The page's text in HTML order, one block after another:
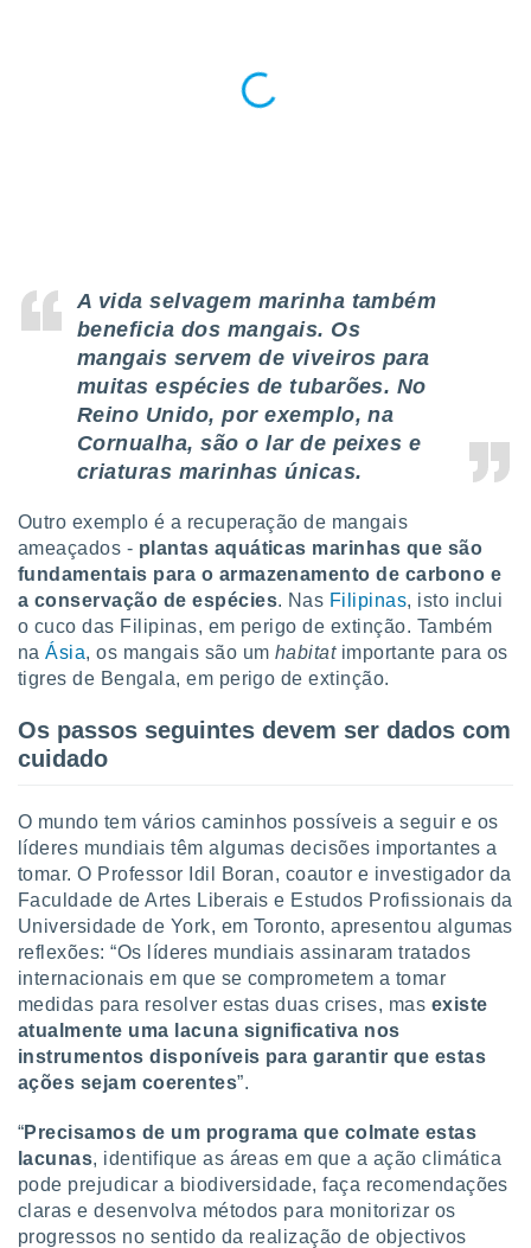
A vida selvagem marinha também
beneficia dos mangais. Os
mangais servem de viveiros para
muitas espécies de tubarões. No
Reino Unido, por exemplo, na
Cornualha, são o lar de peixes e
criaturas marinhas únicas.
Outro exemplo é a recuperação de mangais
ameaçados - plantas aquáticas marinhas que são
fundamentais para o armazenamento de carbono e
a conservação de espécies. Nas Filipinas, isto inclui
o cuco das Filipinas, em perigo de extinção. Também
naÁsia, os mangais são um habitatimportante para os
tigres de Bengala, em perigo de extinção.
Os passos seguintes devem ser dados com
cuidado
O mundo tem vários caminhos possíveis a seguir e os
líderes mundiais têm algumas decisões importantes a
tomar. O Professor Idil Boran, coautor e investigador da
Faculdade de Artes Liberais e Estudos Profissionais da
Universidade de York, em Toronto, apresentou algumas
reflexões: “Os líderes mundiais assinaram tratados
internacionais em que se comprometem a tomar
medidas para resolver estas duas crises, mas existe
atualmente uma lacuna significativa nos
instrumentos disponíveis para garantir que estas
ações sejam coerentes”.
“Precisamos de um programa que colmate estas
lacunas, identifique as áreas em que a ação climática
pode prejudicar a biodiversidade, faça recomendações
claras e desenvolva métodos para monitorizar os
progressos no sentido da realização de objectivos